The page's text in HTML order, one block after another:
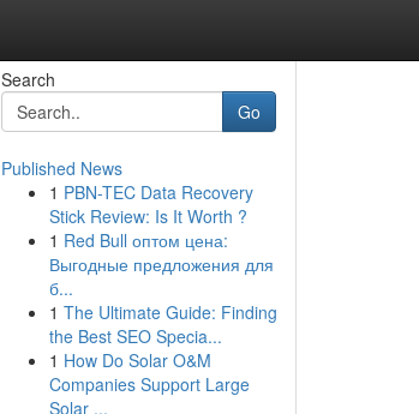
Search
Go
Published News
1 PBN-TEC Data Recovery
Stick Review: Is It Worth ?
1 Red Bull оптом цена:
Выгодные предложения для
б...
1 The Ultimate Guide: Finding
the Best SEO Specia...
1 How Do Solar O&M
Companies Support Large
Solar ...